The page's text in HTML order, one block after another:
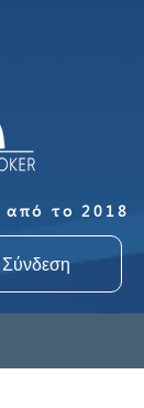
από το 2018